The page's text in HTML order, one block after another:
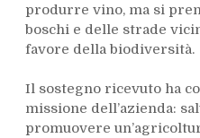
produrre vino, ma si
boschi e delle strade
favore della biodiversità.
Il sostegno ricevuto ha
missione dell’azienda:
promuovere